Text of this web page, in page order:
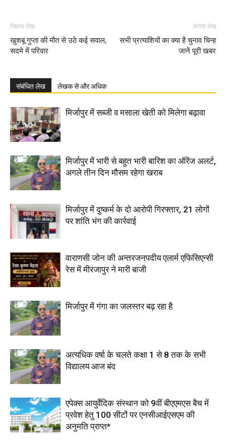
पिछला लेख
खुशबू गुप्ता की मौत से उठे कई सवाल,
सदमे में परिवार
अगला लेख
सभी प्रत्याशियों का क्या है चुनाव चिन्ह
जानें पूरी खबर
संबंधित लेख लेखक से और अधिक
मिर्जापुर में सब्जी व मसाला खेती को मिलेगा बढ़ावा
मिर्जापुर में भारी से बहुत भारी बारिश का ऑरेंज अलर्ट,
अगले तीन दिन मौसम रहेगा खराब
मिर्जापुर में दुष्कर्म के दो आरोपी गिरफ्तार, 21 लोगों
पर शांति भंग की कार्रवाई
वाराणसी जोन की अन्तरजनपदीय एलार्म एफिसिएन्सी
रेस में मीरजापुर ने मारी बाजी
मिर्जापुर में गंगा का जलस्तर बढ़ रहा है
अत्यधिक वर्षा के चलते कक्षा 1 से 8 तक के सभी
विद्यालय आज बंद
एपेक्स आयुर्वेदिक संस्थान को 9वीं बीएएमएस बैच में
प्रवेश हेतु 100 सीटों पर एनसीआईएसएम की
अनुमति प्राप्त*